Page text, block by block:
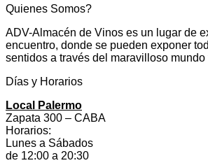
Quienes Somos?
ADV-Almacén de Vinos es un lugar de
encuentro, donde se pueden exponer
sentidos a través del maravilloso
Días y Horarios
Local Palermo
Zapata 300 – CABA
Horarios:
Lunes a Sábados
de 12:00 a 20:30